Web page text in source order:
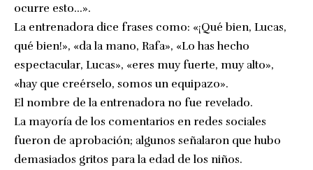
ocurre esto…».
La entrenadora dice frases como: «¡Qué bien, Lucas,
qué bien!», «da la mano, Rafa», «Lo has hecho
espectacular, Lucas», «eres muy fuerte, muy alto»,
«hay que creérselo, somos un equipazo».
El nombre de la entrenadora no fue revelado.
La mayoría de los comentarios en redes sociales
fueron de aprobación; algunos señalaron que hubo
demasiados gritos para la edad de los niños.